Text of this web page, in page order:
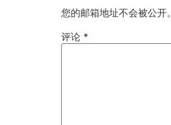
您的邮箱地址不会被公开。
评论 *